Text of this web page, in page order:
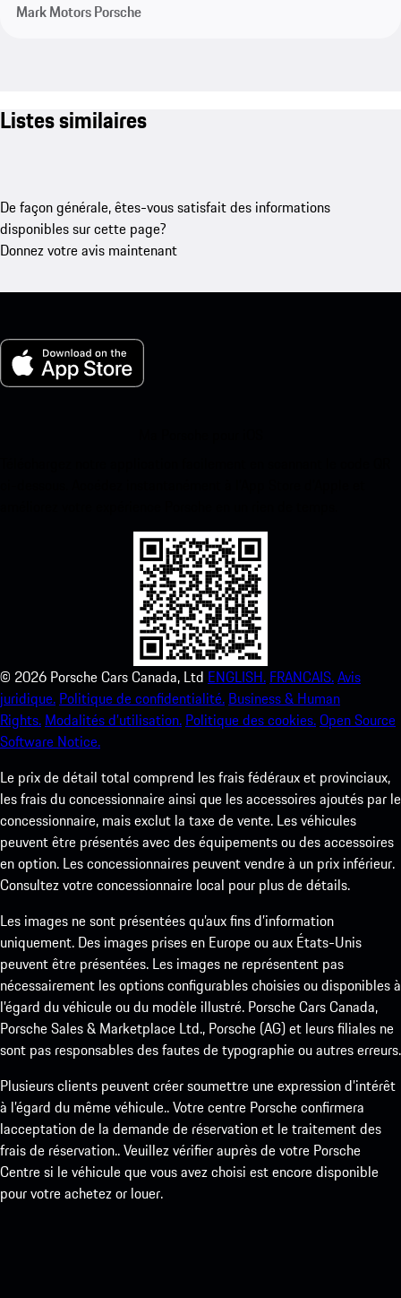
Mark Motors Porsche
Listes similaires
De façon générale, êtes-vous satisfait des informations
disponibles sur cette page?
Donnez votre avis maintenant
© 2026 Porsche Cars Canada, Ltd ENGLISH. FRANCAIS.Avis
juridique. Politique de confidentialité. Business & Human
Rights. Modalités d’utilisation. Politique des cookies.Open Source
Software Notice.
Le prix de détail total comprend les frais fédéraux et provinciaux,
les frais du concessionnaire ainsi que les accessoires ajoutés par le
concessionnaire, mais exclut la taxe de vente. Les véhicules
peuvent être présentés avec des équipements ou des accessoires
en option. Les concessionnaires peuvent vendre à un prix inférieur.
Consultez votre concessionnaire local pour plus de détails.
Les images ne sont présentées qu’aux fins d’information
uniquement. Des images prises en Europe ou aux États-Unis
peuvent être présentées. Les images ne représentent pas
nécessairement les options configurables choisies ou disponibles à
l’égard du véhicule ou du modèle illustré. Porsche Cars Canada,
Porsche Sales & Marketplace Ltd., Porsche (AG) et leurs filiales ne
sont pas responsables des fautes de typographie ou autres erreurs.
Plusieurs clients peuvent créer soumettre une expression d’intérêt
à l’égard du même véhicule.. Votre centre Porsche confirmera
lacceptation de la demande de réservation et le traitement des
frais de réservation.. Veuillez vérifier auprès de votre Porsche
Centre si le véhicule que vous avez choisi est encore disponible
pour votre achetez or louer.